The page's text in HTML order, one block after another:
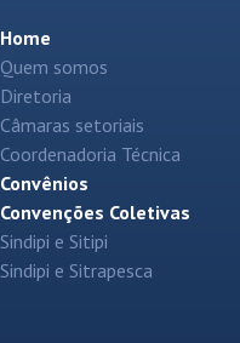
Home
Quem somos
Diretoria
Câmaras setoriais
Coordenadoria Técnica
Convênios
Convenções Coletivas
Sindipi e Sitipi
Sindipi e Sitrapesca